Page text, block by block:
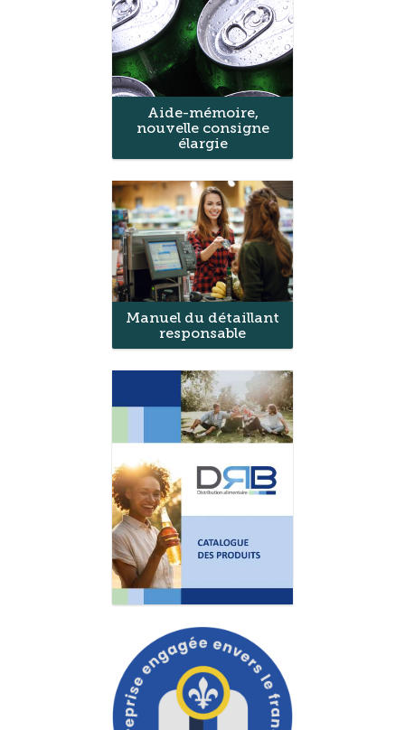
Aide-mémoire,
nouvelle consigne
élargie
Manuel du détaillant
responsable